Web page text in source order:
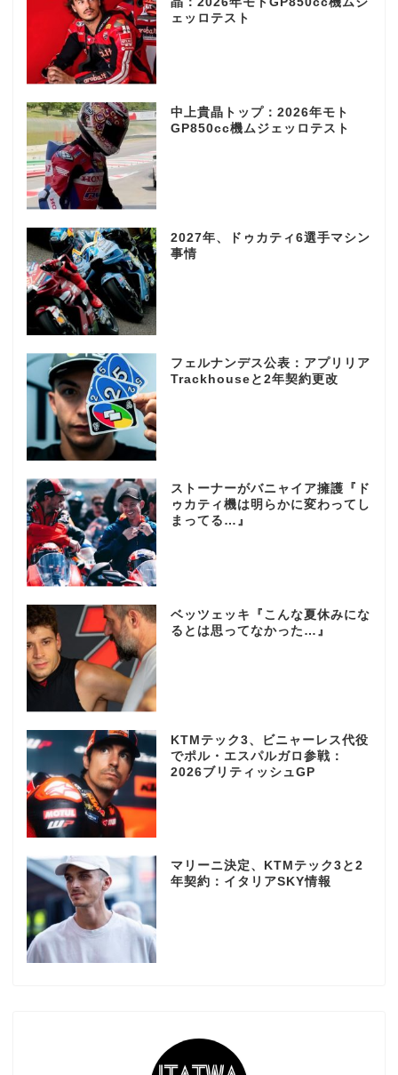
ェッロテスト
中上貴晶トップ：2026年モト
GP850cc機ムジェッロテスト
2027年、ドゥカティ6選手マシン
事情
フェルナンデス公表：アプリリア
Trackhouseと2年契約更改
ストーナーがバニャイア擁護『ド
ゥカティ機は明らかに変わってし
まってる…』
ベッツェッキ『こんな夏休みにな
るとは思ってなかった…』
KTMテック3、ビニャーレス代役
でポル・エスパルガロ参戦：
2026ブリティッシュGP
マリーニ決定、KTMテック3と2
年契約：イタリアSKY情報